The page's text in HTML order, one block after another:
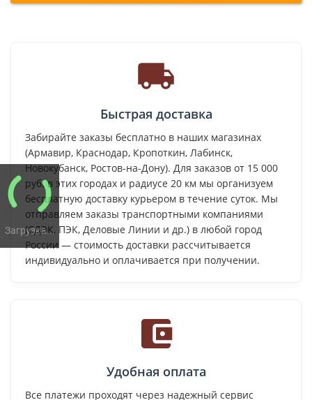
Загрузка...
Быстрая доставка
Забирайте заказы бесплатно в наших магазинах
(Армавир, Краснодар, Кропоткин, Лабинск,
Новокубанск, Ростов-на-Дону). Для заказов от 15 000
руб. в этих городах и радиусе 20 км мы организуем
бесплатную доставку курьером в течение суток. Мы
отправляем заказы транспортными компаниями
(СДЭК, ПЭК, Деловые Линии и др.) в любой город
России — стоимость доставки рассчитывается
индивидуально и оплачивается при получении.
Удобная оплата
Все платежи проходят через надежный сервис